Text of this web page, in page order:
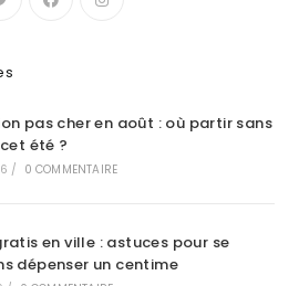
pas cher en août : où partir sans
été ?
/ 0 COMMENTAIRE
en ville : astuces pour se
dépenser un centime